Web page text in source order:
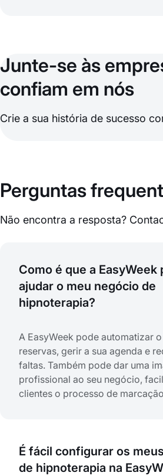
Junte-se às
confiam em nós
Crie a sua história de sucesso
Perguntas
Não encontra a resposta?
Como é que a EasyWeek
ajudar o meu negócio de
hipnoterapia?
A EasyWeek pode automatizar
reservas, gerir a sua agenda e
faltas. Também pode dar uma
profissional ao seu negócio,
clientes o processo de
É fácil configurar os
de hipnoterapia na